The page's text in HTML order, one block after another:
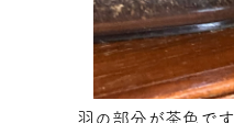
羽の部分が茶色です